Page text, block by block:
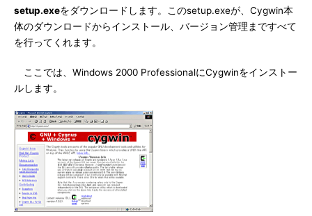
setup.exeをダウンロードします。このsetup.exeが、Cygwin本
体のダウンロードからインストール、バージョン管理まですべて
を行ってくれます。
ここでは、Windows 2000 ProfessionalにCygwinをインストー
ルします。